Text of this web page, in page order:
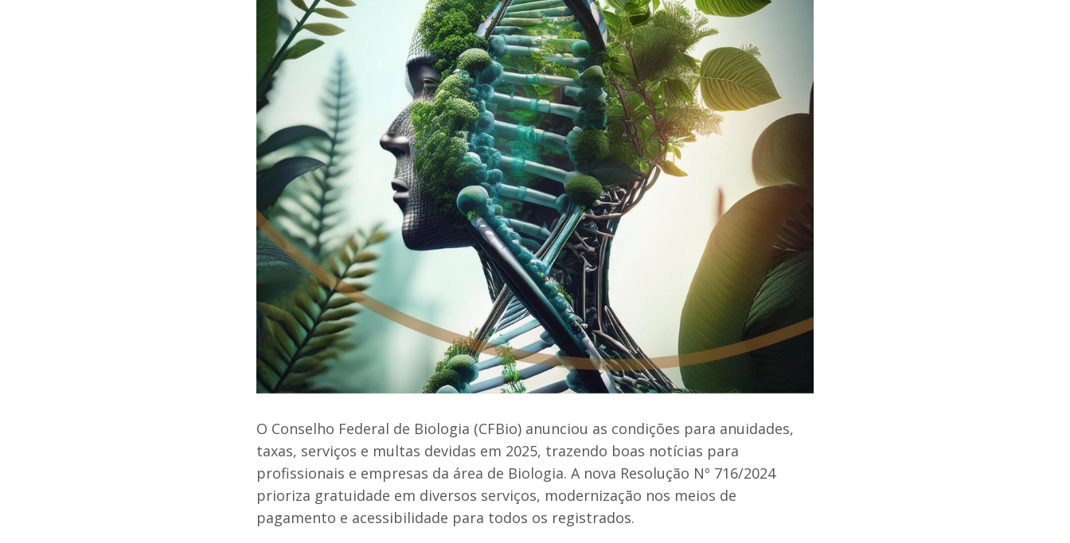
O Conselho Federal de Biologia (CFBio) anunciou as condições para anuidades,
taxas, serviços e multas devidas em 2025, trazendo boas notícias para
profissionais e empresas da área de Biologia. A nova Resolução Nº 716/2024
prioriza gratuidade em diversos serviços, modernização nos meios de
pagamento e acessibilidade para todos os registrados.